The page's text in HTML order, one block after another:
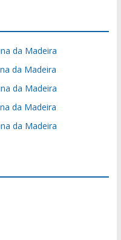
da Madeira
da Madeira
da Madeira
da Madeira
da Madeira